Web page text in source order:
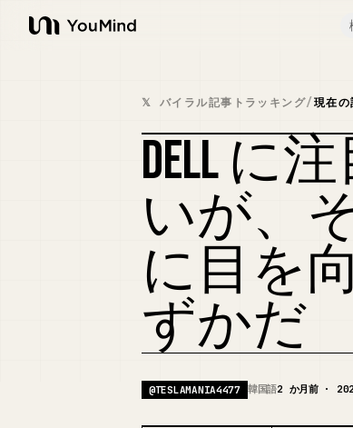
YouMind
𝕏 バイラル記事トラッキング/現在の
DELL に
いが、
に目を
ずかだ
@TESLAMANIA4477 韓国語2 か月前 ·